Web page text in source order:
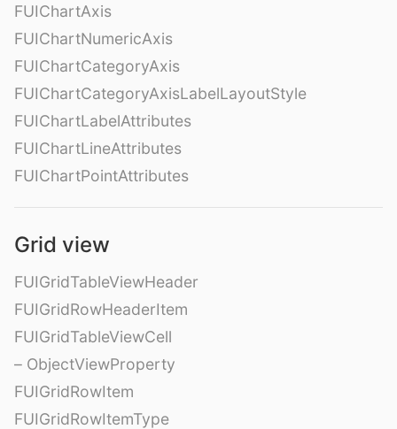
FUIChartAxis
FUIChartNumericAxis
FUIChartCategoryAxis
FUIChartCategoryAxisLabelLayoutStyle
FUIChartLabelAttributes
FUIChartLineAttributes
FUIChartPointAttributes
Grid view
FUIGridTableViewHeader
FUIGridRowHeaderItem
FUIGridTableViewCell
– ObjectViewProperty
FUIGridRowItem
FUIGridRowItemType